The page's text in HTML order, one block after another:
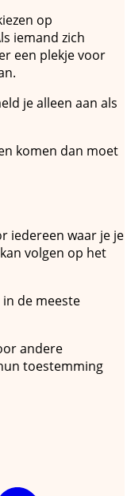
op
iemand zich
een plekje voor
je alleen aan als
komen dan moet
iedereen waar je je
volgen op het
de meeste
andere
toestemming